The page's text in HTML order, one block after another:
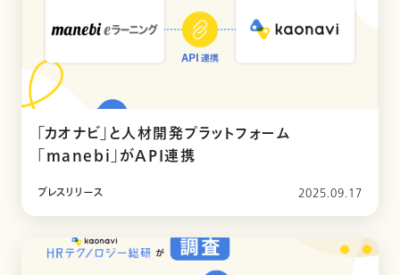
「カオナビ」と人材開発プラットフォーム
「manebi」がAPI連携
プレスリリース 2025.09.17